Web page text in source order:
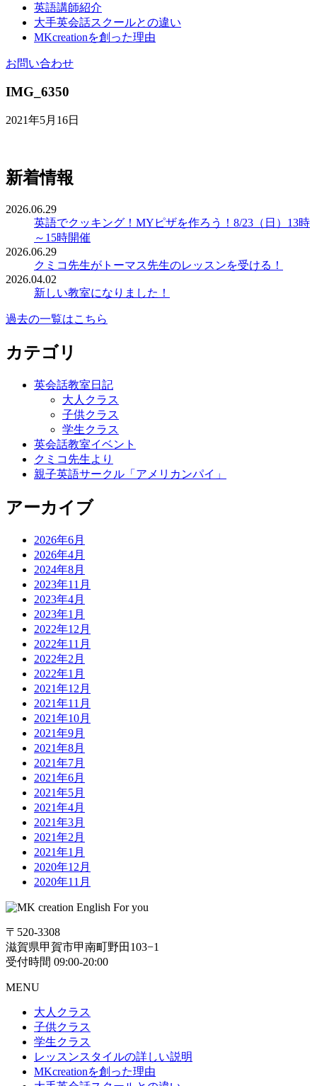
英語講師紹介
大手英会話スクールとの違い
MKcreationを創った理由
お問い合わせ
IMG_6350
2021年5月16日
新着情報
2026.06.29
英語でクッキング！MYピザを作ろう！8/23（日）13時
～15時開催
2026.06.29
クミコ先生がトーマス先生のレッスンを受ける！
2026.04.02
新しい教室になりました！
過去の一覧はこちら
カテゴリ
英会話教室日記
大人クラス
子供クラス
学生クラス
英会話教室イベント
クミコ先生より
親子英語サークル「アメリカンパイ」
アーカイブ
2026年6月
2026年4月
2024年8月
2023年11月
2023年4月
2023年1月
2022年12月
2022年11月
2022年2月
2022年1月
2021年12月
2021年11月
2021年10月
2021年9月
2021年8月
2021年7月
2021年6月
2021年5月
2021年4月
2021年3月
2021年2月
2021年1月
2020年12月
2020年11月
〒520-3308
滋賀県甲賀市甲南町野田103−1
受付時間 09:00-20:00
MENU
大人クラス
子供クラス
学生クラス
レッスンスタイルの詳しい説明
MKcreationを創った理由